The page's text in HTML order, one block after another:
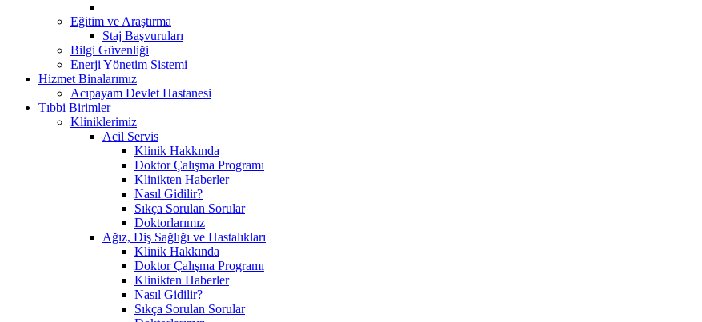
Eğitim ve Araştırma
Staj Başvuruları
Bilgi Güvenliği
Enerji Yönetim Sistemi
Hizmet Binalarımız
Acıpayam Devlet Hastanesi
Tıbbi Birimler
Kliniklerimiz
Acil Servis
Klinik Hakkında
Doktor Çalışma Programı
Klinikten Haberler
Nasıl Gidilir?
Sıkça Sorulan Sorular
Doktorlarımız
Ağız, Diş Sağlığı ve Hastalıkları
Klinik Hakkında
Doktor Çalışma Programı
Klinikten Haberler
Nasıl Gidilir?
Sıkça Sorulan Sorular